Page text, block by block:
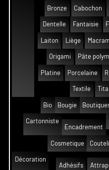
Bronze Cabochon
Dentelle Fantaisie
Laiton Liège
Origami Pâte
Platine Porcelaine
Textile
Bio Bougie
Cartonniste
Encadrement
Cosmetique
Décoration
Adhésifs